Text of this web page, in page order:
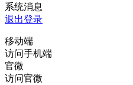
系统消息
退出登录
移动端
访问手机端
官微
访问官微